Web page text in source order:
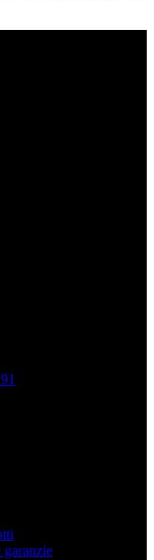
garanzie